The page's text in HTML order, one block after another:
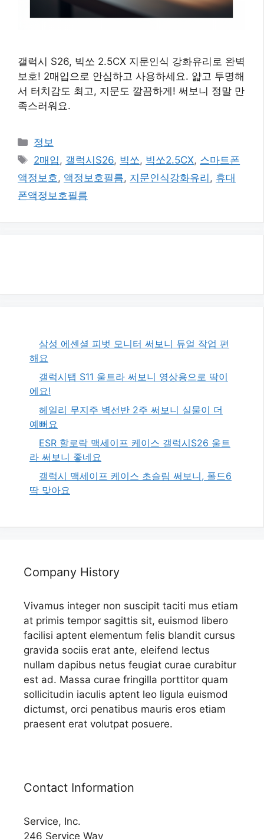
갤럭시 S26, 빅쏘 2.5CX 지문인식 강화유리로 완벽
보호! 2매입으로 안심하고 사용하세요. 얇고 투명해
서 터치감도 최고, 지문도 깔끔하게! 써보니 정말 만
족스러워요.
카
테
리
정보
태
그
2매입 , 갤럭시S26, 빅쏘, 빅쏘2.5CX, 스마트폰
액정보호 , 액정보호필름, 지문인식강화유리 , 휴대
폰액정보호필름
삼성 에센셜 피벗 모니터 써보니 듀얼 작업 편
해요
갤럭시탭 S11 울트라 써보니 영상용으로 딱이
에요!
헤일리 무지주 벽선반 2주 써보니 실물이 더
예뻐요
ESR 할로락 맥세이프 케이스 갤럭시S26 울트
라 써보니 좋네요
갤럭시 맥세이프 케이스 초슬림 써보니, 폴드6
딱 맞아요
Company History
Vivamus integer non suscipit taciti mus etiam
at primis tempor sagittis sit, euismod libero
facilisi aptent elementum felis blandit cursus
gravida sociis erat ante, eleifend lectus
nullam dapibus netus feugiat curae curabitur
est ad. Massa curae fringilla porttitor quam
sollicitudin iaculis aptent leo ligula euismod
dictumst, orci penatibus mauris eros etiam
praesent erat volutpat posuere.
Contact Information
Service, Inc.
246 Service Way